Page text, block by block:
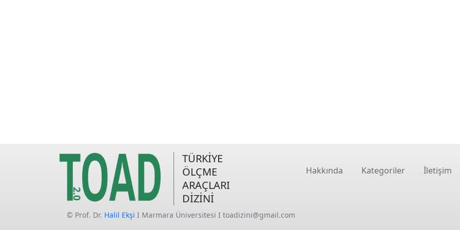
TÜRKİYE
ÖLÇME
ARAÇLARI
DİZİNİ
Hakkında Kategoriler İletişim
© Prof. Dr. Halil Ekşi I Marmara Üniversitesi I toadizini@gmail.com